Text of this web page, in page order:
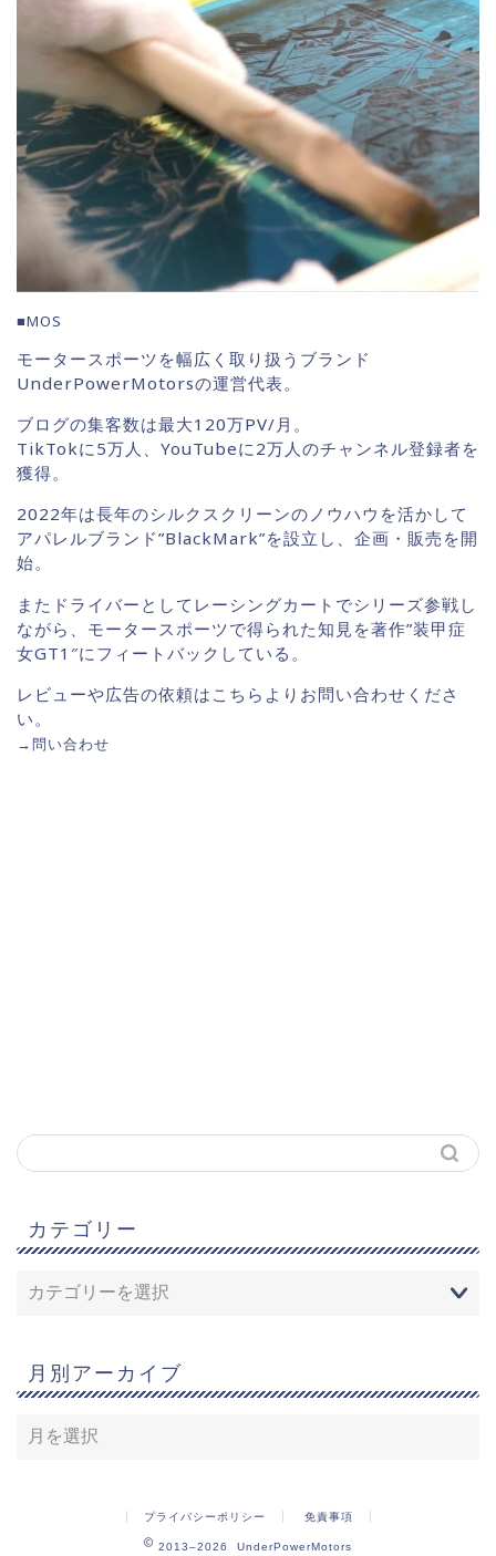
■MOS
モータースポーツを幅広く取り扱うブランド
UnderPowerMotorsの運営代表。
ブログの集客数は最大120万PV/月。
TikTokに5万人、YouTubeに2万人のチャンネル登録者を
獲得。
2022年は長年のシルクスクリーンのノウハウを活かして
アパレルブランド”BlackMark”を設立し、企画・販売を開
始。
またドライバーとしてレーシングカートでシリーズ参戦し
ながら、モータースポーツで得られた知見を著作”装甲症
女GT1″にフィートバックしている。
レビューや広告の依頼はこちらよりお問い合わせくださ
い。
→問い合わせ
カテゴリー
月別アーカイブ
プライバシーポリシー 免責事項
2013–2026 UnderPowerMotors